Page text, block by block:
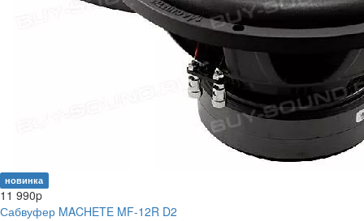
новинка
11 990p
Сабвуфер MACHETE MF-12R D2